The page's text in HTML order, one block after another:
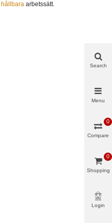
hållbaraarbetssätt.
Search
Menu
Compare
0
Shopping
0
Login